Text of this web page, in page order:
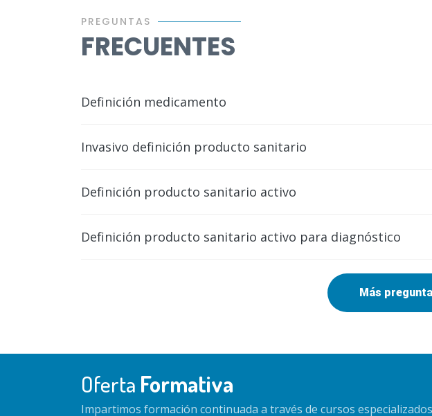
PREGUNTAS
FRECUENTES
Definición medicamento
Invasivo definición producto sanitario
Definición producto sanitario activo
Definición producto sanitario activo para diagnóstico
Más
Oferta Formativa
Impartimos formación continuada a través de cursos